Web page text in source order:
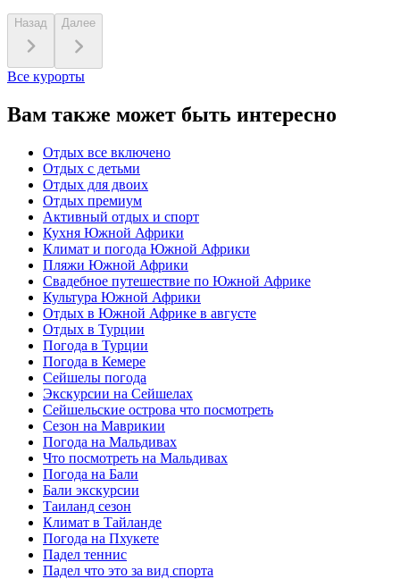
Назад Далее
Все курорты
Вам также может быть интересно
Отдых все включено
Отдых с детьми
Отдых для двоих
Отдых премиум
Активный отдых и спорт
Кухня Южной Африки
Климат и погода Южной Африки
Пляжи Южной Африки
Свадебное путешествие по Южной Африке
Культура Южной Африки
Отдых в Южной Африке в августе
Отдых в Турции
Погода в Турции
Погода в Кемере
Сейшелы погода
Экскурсии на Сейшелах
Сейшельские острова что посмотреть
Сезон на Маврикии
Погода на Мальдивах
Что посмотреть на Мальдивах
Погода на Бали
Бали экскурсии
Таиланд сезон
Климат в Тайланде
Погода на Пхукете
Падел теннис
Падел что это за вид спорта